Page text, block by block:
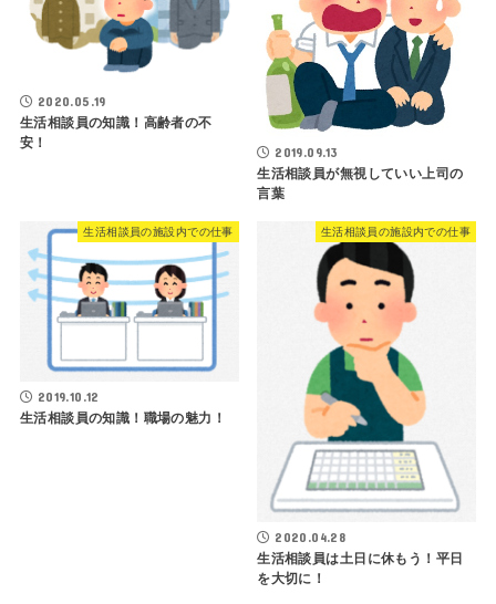
2020.05.19
生活相談員の知識！高齢者の不
安！
2019.09.13
生活相談員が無視していい上司の
言葉
生活相談員の施設内での仕事
2019.10.12
生活相談員の知識！職場の魅力！
生活相談員の施設内での仕事
2020.04.28
生活相談員は土日に休もう！平日
を大切に！